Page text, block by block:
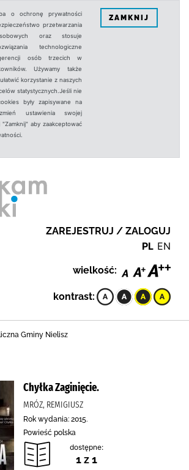
o ochronę prywatności
przetwarzania
oraz stosuje
technologiczne
osób trzecich w
Używamy także
korzystanie z naszych
statystycznych.Jeśli nie
były zapisywane na
ustawienia swojej
aby zaakceptować
ZAMKNIJ
ZAREJESTRUJ / ZALOGUJ
PL EN
wielkość:
kontrast:
Gminy Nielisz
Chyłka Zaginięcie.
MRÓZ, REMIGIUSZ
Rok wydania: 2015.
Powieść polska
dostępne:
1 z 1